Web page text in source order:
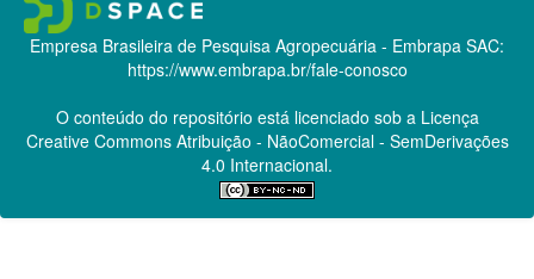
Empresa Brasileira de Pesquisa Agropecuária - Embrapa SAC:
https://www.embrapa.br/fale-conosco
O conteúdo do repositório está licenciado sob a Licença
Creative CommonsAtribuição - NãoComercial - SemDerivações
4.0 Internacional.